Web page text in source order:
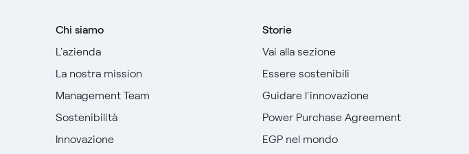
Chi siamo
L'azienda
La nostra mission
Management Team
Sostenibilità
Innovazione
Storie
Vai alla sezione
Essere sostenibili
Guidare l’innovazione
Power Purchase Agreement
EGP nel mondo